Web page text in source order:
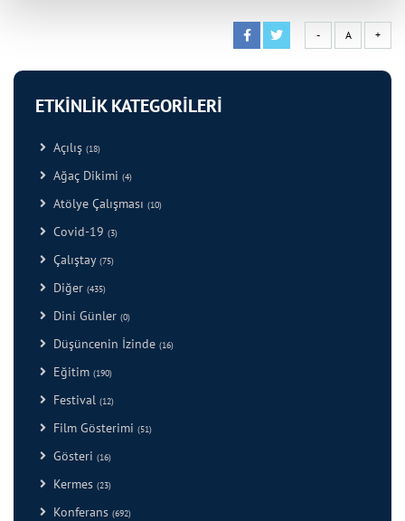
- A +
ETKİNLİK KATEGORİLERİ
Açılış (18)
Ağaç Dikimi (4)
Atölye Çalışması (10)
Covid-19 (3)
Çalıştay (75)
Diğer (435)
Dini Günler (0)
Düşüncenin İzinde (16)
Eğitim (190)
Festival (12)
Film Gösterimi (51)
Gösteri (16)
Kermes (23)
Konferans (692)